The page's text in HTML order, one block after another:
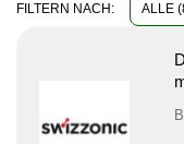
FILTERN NACH: ALLE